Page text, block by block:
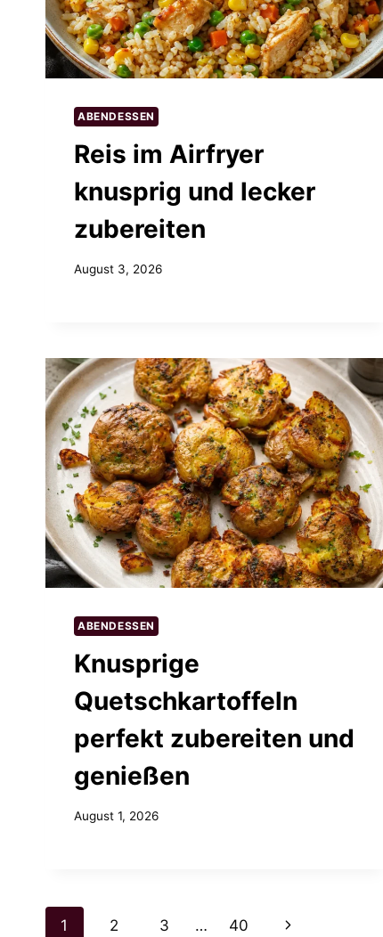
ABENDESSEN
Reis im Airfryer
knusprig und lecker
zubereiten
August 3, 2026
ABENDESSEN
Knusprige
Quetschkartoffeln
perfekt zubereiten und
genießen
August 1, 2026
Page
1 2 3 … 40
Next